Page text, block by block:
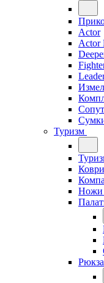
Actor
Actor
Туризм
Ножи